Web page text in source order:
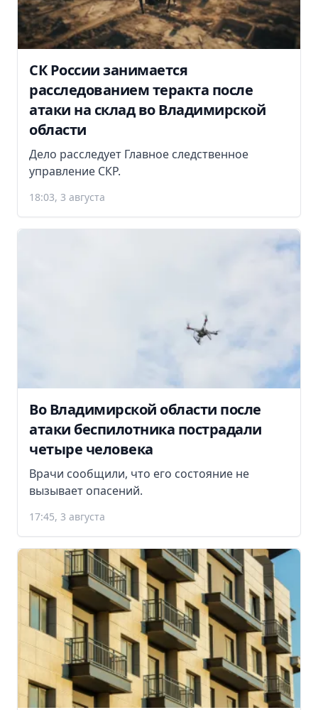
СК России занимается
расследованием теракта после
атаки на склад во Владимирской
области
Дело расследует Главное следственное
управление СКР.
18:03, 3 августа
Во Владимирской области после
атаки беспилотника пострадали
четыре человека
Врачи сообщили, что его состояние не
вызывает опасений.
17:45, 3 августа